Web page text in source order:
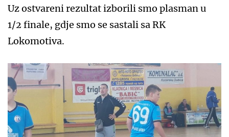
Uz ostvareni rezultat izborili smo plasman u
1/2 finale, gdje smo se sastali sa RK
Lokomotiva.